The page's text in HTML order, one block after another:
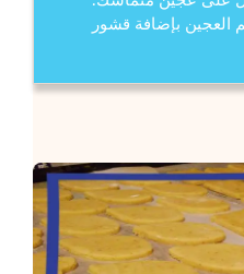
العجين بإضافة قشور